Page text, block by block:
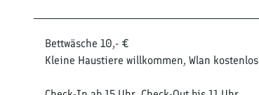
Bettwäsche 10,- €
Kleine Haustiere willkommen, Wlan kostenlos